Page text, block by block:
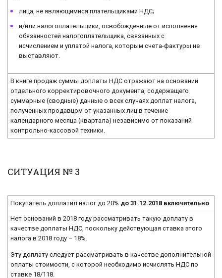
лица, не являющимися плательщиками НДС;
и/или налогоплательщики, освобожденные от исполнения
обязанностей налогоплательщика, связанных с
исчислением и уплатой налога, которым счета-фактуры не
выставляют.
В книге продаж суммы доплаты НДС отражают на основании
отдельного корректировочного документа, содержащего
суммарные (сводные) данные о всех случаях доплат налога,
полученных продавцом от указанных лиц в течение
календарного месяца (квартала) независимо от показаний
контрольно-кассовой техники.
СИТУАЦИЯ № 3
Покупатель доплатил налог до 20% до 31.12.2018 включительно
Нет оснований в 2018 году рассматривать такую доплату в
качестве доплаты НДС, поскольку действующая ставка этого
налога в 2018 году – 18%.
Эту доплату следует рассматривать в качестве дополнительной
оплаты стоимости, с которой необходимо исчислять НДС по
ставке 18/118.